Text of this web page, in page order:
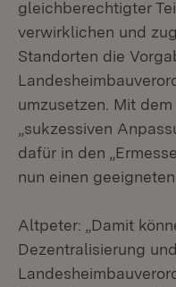
gleichberechtigter
verwirklichen und
Standorten die
umzusetzen. Mit
„sukzessiven
dafür in den
nun einen
Altpeter: „Damit
Dezentralisierung